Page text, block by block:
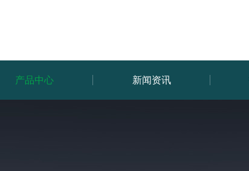
产品中心 新闻资讯